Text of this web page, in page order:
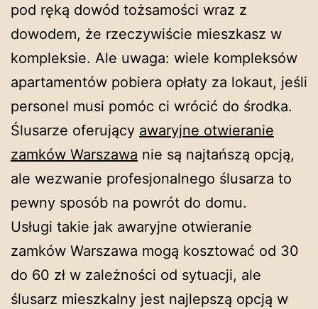
pod ręką dowód tożsamości wraz z
dowodem, że rzeczywiście mieszkasz w
kompleksie. Ale uwaga: wiele kompleksów
apartamentów pobiera opłaty za lokaut, jeśli
personel musi pomóc ci wrócić do środka.
Ślusarze oferujący awaryjne otwieranie
zamków Warszawa nie są najtańszą opcją,
ale wezwanie profesjonalnego ślusarza to
pewny sposób na powrót do domu.
Usługi takie jak awaryjne otwieranie
zamków Warszawa mogą kosztować od 30
do 60 zł w zależności od sytuacji, ale
ślusarz mieszkalny jest najlepszą opcją w